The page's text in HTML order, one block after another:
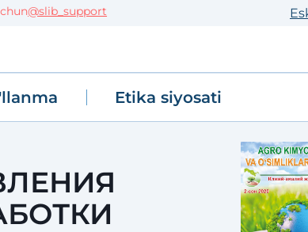
Etika siyosati